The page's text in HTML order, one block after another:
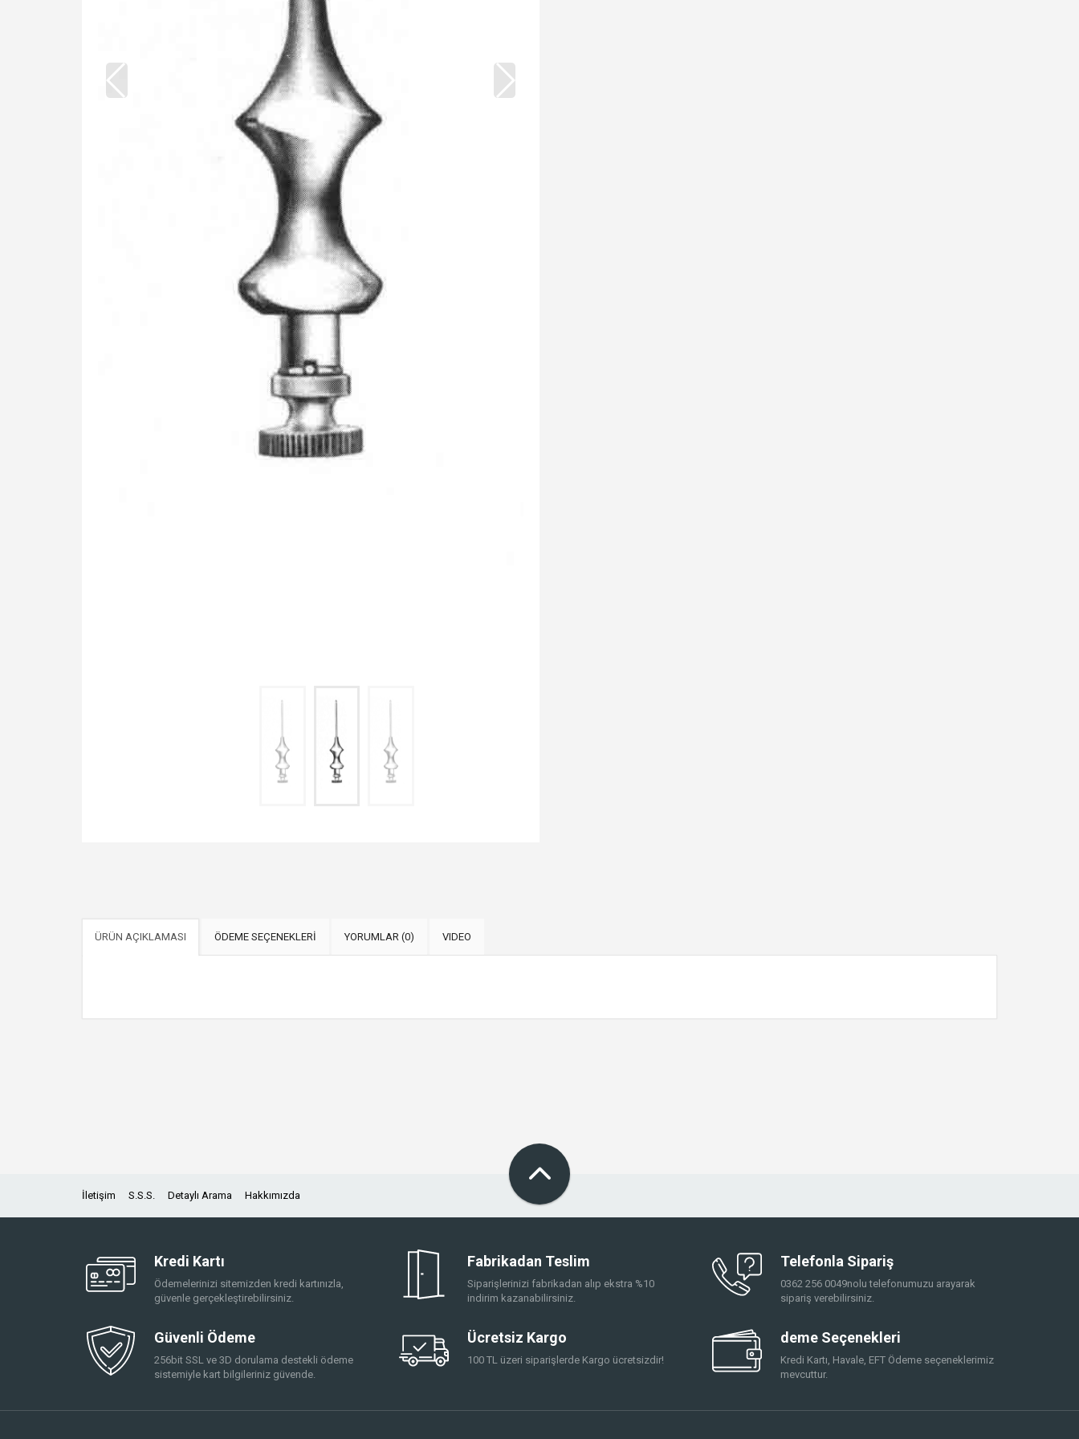
ÜRÜN AÇIKLAMASI ÖDEME SEÇENEKLERİ YORUMLAR (0) VIDEO
İletişim S.S.S. Detaylı Arama Hakkımızda
Kredi Kartı
Ödemelerinizi sitemizden kredi kartınızla,
güvenle gerçekleştirebilirsiniz.
Fabrikadan Teslim
Siparişlerinizi fabrikadan alıp ekstra %10
indirim kazanabilirsiniz.
Telefonla Sipariş
0362 256 0049nolu telefonumuzu arayarak
sipariş verebilirsiniz.
Güvenli Ödeme
256bit SSL ve 3D dorulama destekli ödeme
sistemiyle kart bilgileriniz güvende.
Ücretsiz Kargo
100 TL üzeri siparişlerde Kargo ücretsizdir!
deme Seçenekleri
Kredi Kartı, Havale, EFT Ödeme seçeneklerimiz
mevcuttur.